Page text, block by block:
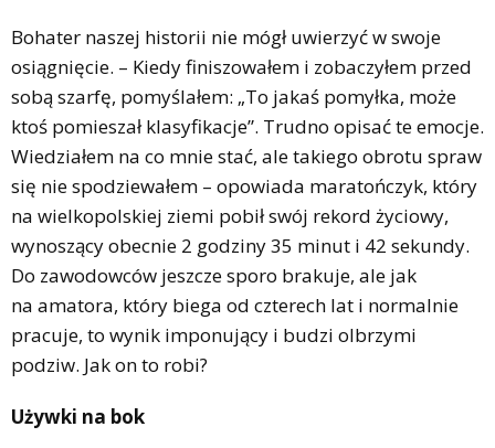
Bohater naszej historii nie mógł uwierzyć w swoje
osiągnięcie. – Kiedy finiszowałem i zobaczyłem przed
sobą szarfę, pomyślałem: „To jakaś pomyłka, może
ktoś pomieszał klasyfikacje”. Trudno opisać te emocje.
Wiedziałem na co mnie stać, ale takiego obrotu spraw
się nie spodziewałem – opowiada maratończyk, który
na wielkopolskiej ziemi pobił swój rekord życiowy,
wynoszący obecnie 2 godziny 35 minut i 42 sekundy.
Do zawodowców jeszcze sporo brakuje, ale jak
na amatora, który biega od czterech lat i normalnie
pracuje, to wynik imponujący i budzi olbrzymi
podziw. Jak on to robi?
Używki na bok